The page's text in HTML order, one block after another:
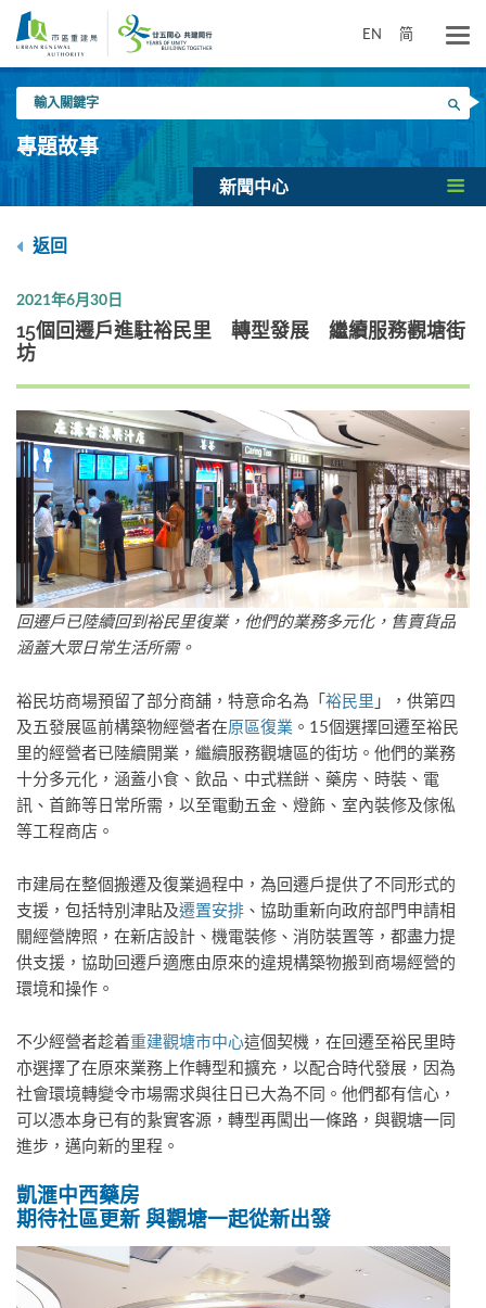
要
EN 简
入
關
鍵
搜尋
專題故事
新聞中心
返回
2021年6月30日
15個回遷戶進駐裕民里 轉型發展 繼續服務觀塘街
坊
回遷戶已陸續回到裕民里復業，他們的業務多元化，售賣貨品
涵蓋大眾日常生活所需。
裕民坊商場預留了部分商舖，特意命名為「裕民里 」，供第四
及五發展區前構築物經營者在原區復業 。15個選擇回遷至裕民
里的經營者已陸續開業，繼續服務觀塘區的街坊。他們的業務
十分多元化，涵蓋小食、飲品、中式糕餅、藥房、時裝、電
訊、首飾等日常所需，以至電動五金、燈飾、室內裝修及傢俬
等工程商店。
市建局在整個搬遷及復業過程中，為回遷戶提供了不同形式的
支援，包括特別津貼及遷置安排 、協助重新向政府部門申請相
關經營牌照，在新店設計、機電裝修、消防裝置等，都盡力提
供支援，協助回遷戶適應由原來的違規構築物搬到商場經營的
環境和操作。
不少經營者趁着重建觀塘市中心這個契機，在回遷至裕民里時
亦選擇了在原來業務上作轉型和擴充，以配合時代發展，因為
社會環境轉變令市場需求與往日已大為不同。他們都有信心，
可以憑本身已有的紥實客源，轉型再闖出一條路，與觀塘一同
進步，邁向新的里程。
凱滙中西藥房
期待社區更新 與觀塘一起從新出發